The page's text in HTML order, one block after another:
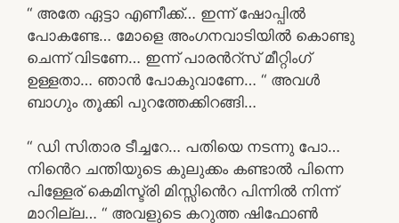
“ അതേ ഏട്ടാ എണീക്ക്… ഇന്ന് ഷോപ്പിൽ
പോകണ്ടേ… മോളെ അംഗനവാടിയിൽ കൊണ്ടു
ചെന്ന് വിടണേ… ഇന്ന് പാരൻറ്സ് മീറ്റിംഗ്
ഉള്ളതാ… ഞാൻ പോകുവാണേ… “ അവൾ
ബാഗും തൂക്കി പുറത്തേക്കിറങ്ങി…
“ ഡി സിതാര ടീച്ചറേ… പതിയെ നടന്നു പോ…
നിൻെറ ചന്തിയുടെ കുലുക്കം കണ്ടാൽ പിന്നെ
പിള്ളേര് കെമിസ്ട്രി മിസ്സിൻെറ പിന്നിൽ നിന്ന്
മാറില്ല… “ അവളുടെ കറുത്ത ഷിഫോൺ